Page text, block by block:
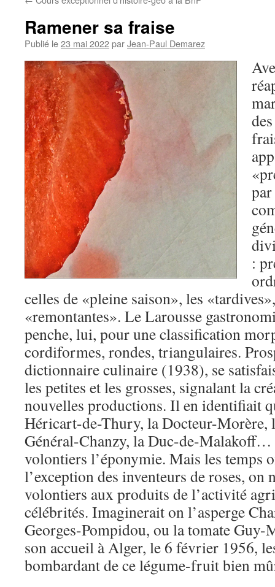
Ramener sa fraise
Publié le23 mai 2022parJean-Paul Demarez
:
celles de «pleine saison», les
«remontantes». Le Larousse
penche, lui, pour une classification
cordiformes, rondes, triangulaires.
dictionnaire culinaire (1938), se
les petites et les grosses, signalant la
nouvelles productions. Il en identifiait
Héricart-de-Thury, la Docteur-Morère,
Général-Chanzy, la Duc-de-Malakoff…
volontiers l’éponymie. Mais les temps
l’exception des inventeurs de roses, on
volontiers aux produits de l’activité
célébrités. Imaginerait on l’asperge
Georges-Pompidou, ou la tomate
son accueil à Alger, le 6 février 1956,
bombardant de ce légume-fruit bien